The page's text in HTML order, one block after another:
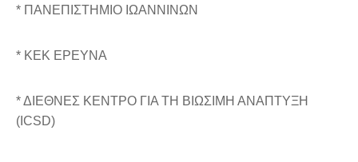
* ΠΑΝΕΠΙΣΤHΜΙΟ ΙΩΑΝΝΙΝΩΝ
* ΚΕΚ ΕΡΕΥΝΑ
* ΔΙΕΘΝΕΣ ΚΕΝΤΡΟ ΓΙΑ ΤΗ ΒΙΩΣΙΜΗ ΑΝΑΠΤΥΞΗ
(ICSD)